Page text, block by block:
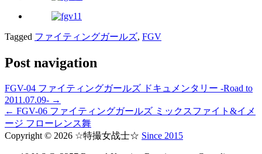
Tagged ファイティングガールズ, FGV
Post navigation
FGV-04 ファイティングガールズ ドキュメンタリー -Road to
2011.07.09- →
← FGV-06 ファイティングガールズ ミックスファイト&イメ
ージ フローレンス舞
Copyright © 2026 ☆特撮女战士☆ Since 2015